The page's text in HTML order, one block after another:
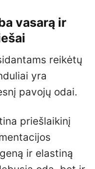
vasarą ir
reikėtų
yra
pavojų odai.
priešlaikinį
ir elastiną